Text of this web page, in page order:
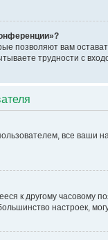
позволяют вам
трудности с
все ваши
к другому часовому
настроек,